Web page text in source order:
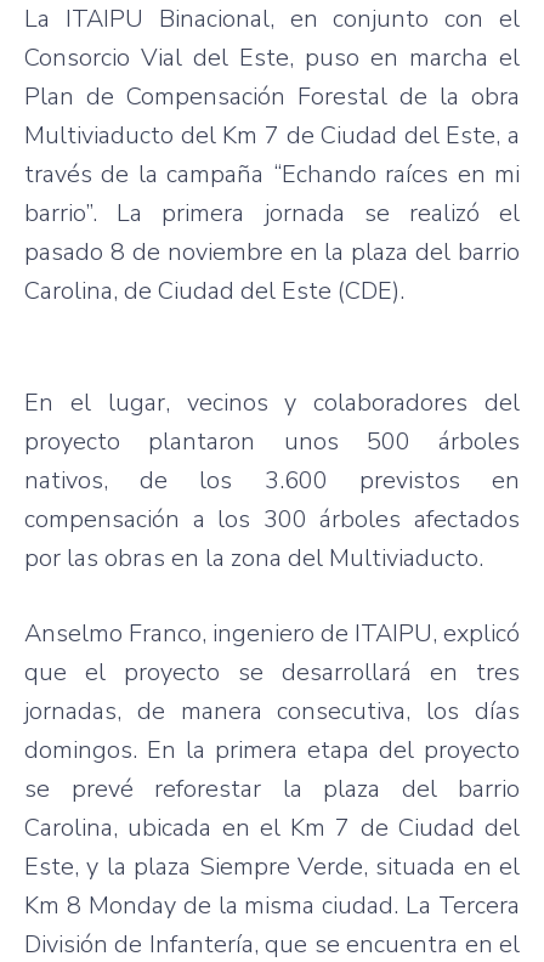
La ITAIPU Binacional, en conjunto con el
Consorcio Vial del Este, puso en marcha el
Plan de Compensación Forestal de la obra
Multiviaducto del Km 7 de Ciudad del Este, a
través de la campaña “Echando raíces en mi
barrio”. La primera jornada se realizó el
pasado 8 de noviembre en la plaza del barrio
Carolina, de Ciudad del Este (CDE).
En el lugar, vecinos y colaboradores del
proyecto plantaron unos 500 árboles
nativos, de los 3.600 previstos en
compensación a los 300 árboles afectados
por las obras en la zona del Multiviaducto.
Anselmo Franco, ingeniero de ITAIPU, explicó
que el proyecto se desarrollará en tres
jornadas, de manera consecutiva, los días
domingos. En la primera etapa del proyecto
se prevé reforestar la plaza del barrio
Carolina, ubicada en el Km 7 de Ciudad del
Este, y la plaza Siempre Verde, situada en el
Km 8 Monday de la misma ciudad. La Tercera
División de Infantería, que se encuentra en el